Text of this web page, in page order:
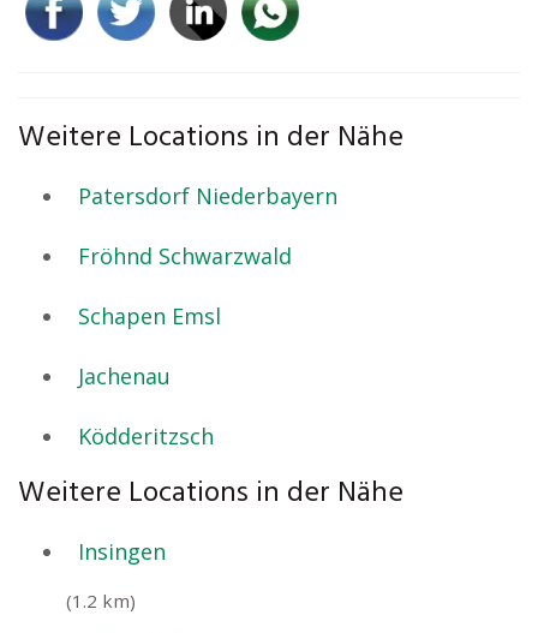
Weitere Locations in der Nähe
Patersdorf Niederbayern
Fröhnd Schwarzwald
Schapen Emsl
Jachenau
Ködderitzsch
Weitere Locations in der Nähe
Insingen
(1.2 km)